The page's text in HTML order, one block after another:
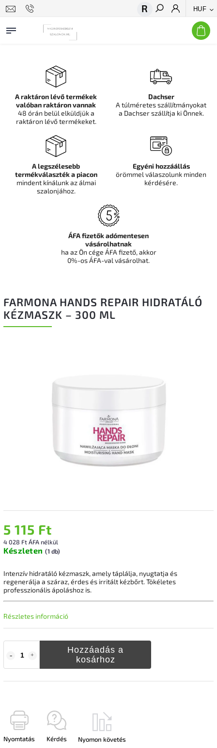
HUF
Keresés
FARMONA HANDS REPAIR HIDRATÁLÓ
KÉZMASZK – 300 ML
5 115 Ft
4 028 Ft ÁFA nélkül
Készleten (1 db)
Hozzáadás a
kosárhoz
Intenzív hidratáló kézmaszk, amely táplálja, nyugtatja és
regenerálja a száraz, érdes és irritált kézbőrt. Tökéletes
professzionális ápoláshoz is.
Részletes információ
Nyomtatás Kérdés Nyomon követés
A raktáron lévő termékek
valóban raktáron vannak
48 órán belül elküldjük a
raktáron lévő termékeket.
Dachser
A túlméretes szállítmányokat
a Dachser szállítja ki Önnek.
A legszélesebb
termékválaszték a piacon
mindent kínálunk az álmai
szalonjához.
Egyéni hozzáállás
örömmel válaszolunk minden
kérdésére.
ÁFA fizetők adómentesen
vásárolhatnak
ha az Ön cége ÁFA fizető, akkor
0%-os ÁFA-val vásárolhat.